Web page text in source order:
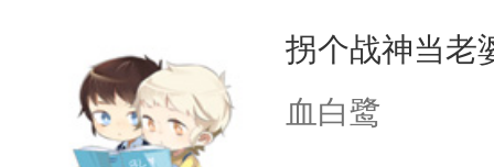
才任由受自毁
中有穿越者！
情，他以为，
夜祁砚清缩在
拐个战神当老
血白鹭